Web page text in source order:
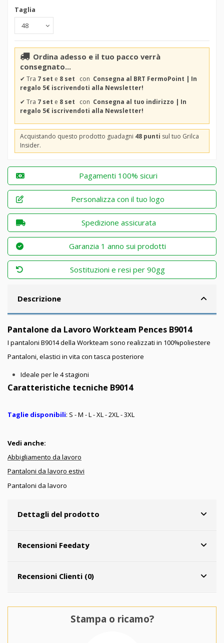
Taglia
Ordina adesso e il tuo pacco verrà
consegnato...
✔ Tra 7 set e 8 set con Consegna al BRT FermoPoint | In
regalo 5€ iscrivendoti alla Newsletter!
✔ Tra 7 set e 8 set con Consegna al tuo indirizzo | In
regalo 5€ iscrivendoti alla Newsletter!
Acquistando questo prodotto guadagni 48 punti sul tuo Grilca
Insider.
Pagamenti 100% sicuri
Personalizza con il tuo logo
Spedizione assicurata
Garanzia 1 anno sui prodotti
Sostituzioni e resi per 90gg
Descrizione
Pantalone da Lavoro Workteam Pences B9014
I pantaloni B9014 della Workteam sono realizzati in 100%poliestere
Pantaloni, elastici in vita con tasca posteriore
Ideale per le 4 stagioni
Caratteristiche tecniche B9014
Taglie disponibili: S - M - L - XL - 2XL - 3XL
Vedi anche:
Abbigliamento da lavoro
Pantaloni da lavoro estivi
Pantaloni da lavoro
Dettagli del prodotto
Recensioni Feedaty
Recensioni Clienti (0)
Stampa o ricamo?